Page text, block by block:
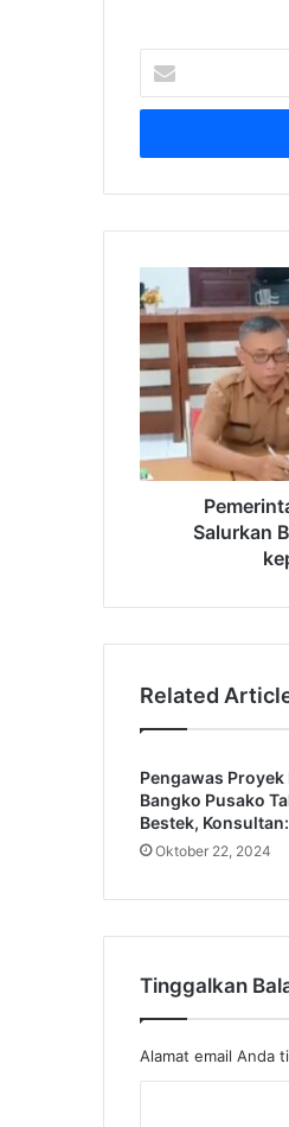
your
Email
Salurkan
Related
Pengawas Proyek
Bangko Pusako
Bestek,
Oktober 22, 2024
Tinggalkan
Alamat email Anda